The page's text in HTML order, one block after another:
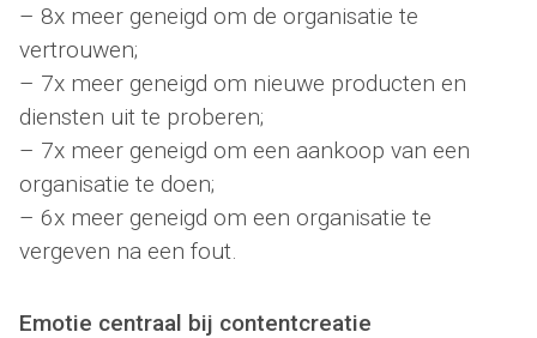
– 8x meer geneigd om de organisatie te
vertrouwen;
– 7x meer geneigd om nieuwe producten en
diensten uit te proberen;
– 7x meer geneigd om een aankoop van een
organisatie te doen;
– 6x meer geneigd om een organisatie te
vergeven na een fout.
Emotie centraal bij contentcreatie